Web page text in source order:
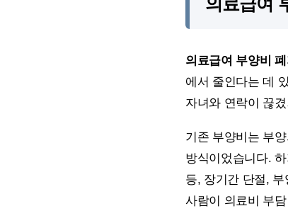
의료급여 부양비 폐
에서 줄인다는 데
자녀와 연락이 끊
기존 부양비는 부
방식이었습니다.
등, 장기간 단절,
사람이 의료비 부